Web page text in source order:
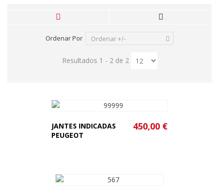
Ordenar Por Ordenar +/-
Resultados 1 - 2 de 2
JANTES INDICADAS
PEUGEOT
450,00 €